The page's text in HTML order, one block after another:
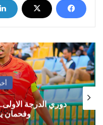
دوري الدرجة
وفحمان